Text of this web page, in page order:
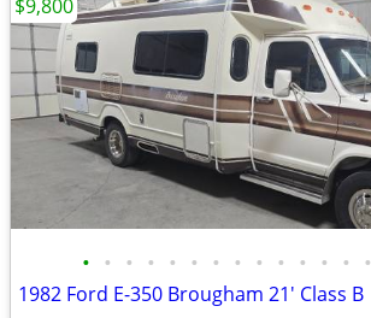
• • • • • • • • • • • • • •
1982 Ford E-350 Brougham 21' Class B
$9,800